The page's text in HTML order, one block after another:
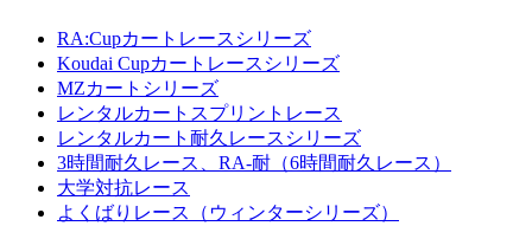
RA:Cupカートレースシリーズ
Koudai Cupカートレースシリーズ
MZカートシリーズ
レンタルカートスプリントレース
レンタルカート耐久レースシリーズ
3時間耐久レース、RA-耐（6時間耐久レース）
大学対抗レース
よくばりレース（ウィンターシリーズ）